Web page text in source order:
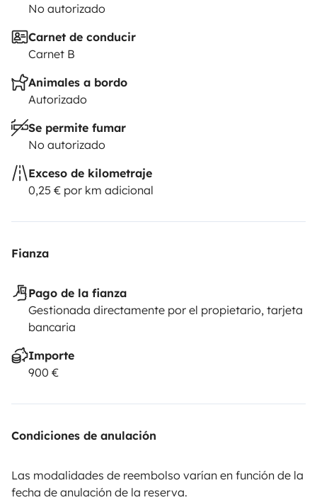
No autorizado
Carnet de conducir
Carnet B
Animales a bordo
Autorizado
Se permite fumar
No autorizado
Exceso de kilometraje
0,25 € por km adicional
Fianza
Pago de la fianza
Gestionada directamente por el propietario, tarjeta
bancaria
Importe
900 €
Condiciones de anulación
Las modalidades de reembolso varían en función de la
fecha de anulación de la reserva.